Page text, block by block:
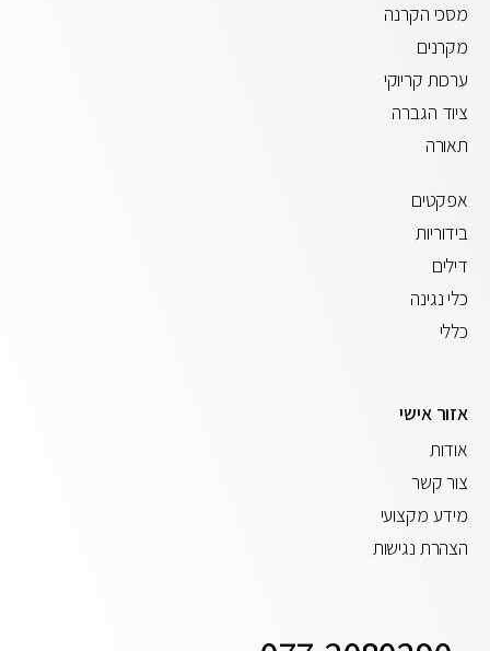
מסכי הקרנה
מקרנים
ערכות קריוקי
ציוד הגברה
תאורה
אפקטים
בידוריות
דילים
כלי נגינה
כללי
אזור אישי
אודות
צור קשר
מידע מקצועי
הצהרת נגישות